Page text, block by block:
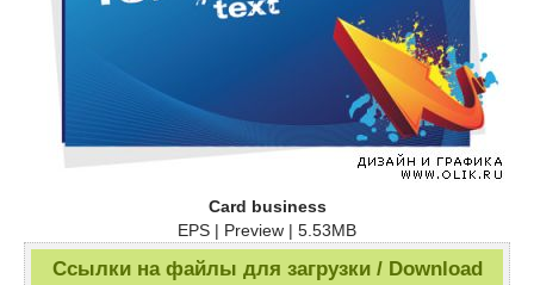
Card business
EPS | Preview | 5.53MB
Ссылки на файлы для загрузки / Download